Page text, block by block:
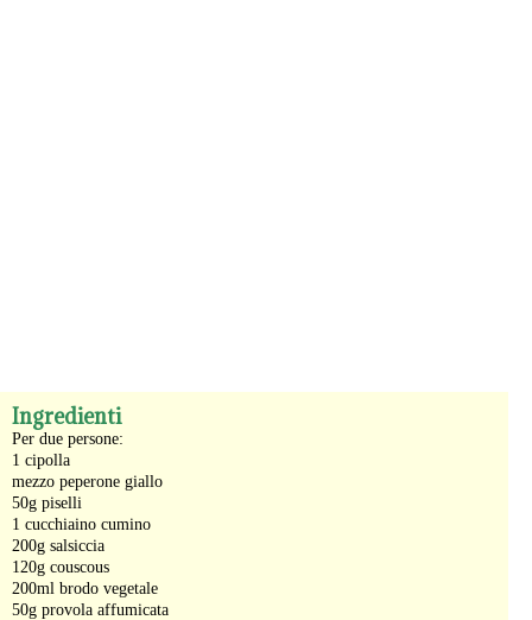
Ingredienti
Per due persone:
1 cipolla
mezzo peperone giallo
50g piselli
1 cucchiaino cumino
200g salsiccia
120g couscous
200ml brodo vegetale
50g provola affumicata